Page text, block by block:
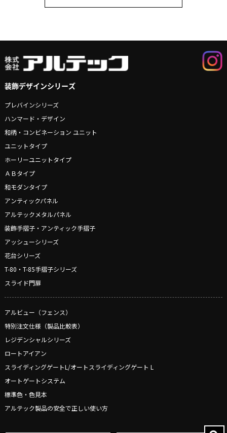
装飾デザインシリーズ
プレバインシリーズ
ハンマード・デザイン
和柄・コンビネーション ユニット
ユニットタイプ
ホーリーユニットタイプ
ＡＢタイプ
和モダンタイプ
アンティックパネル
アルテックメタルパネル
装飾手摺子・アンティック手摺子
アッシューシリーズ
花台シリーズ
T-80・T-85手摺子シリーズ
スライド門扉
アルビュー（フェンス）
特別注文仕様（製品比較表）
レジデンシャルシリーズ
ロートアイアン
スライディングゲートL/オートスライディングゲート L
オートゲートシステム
標準色・色見本
アルテック製品の安全で正しい使い方